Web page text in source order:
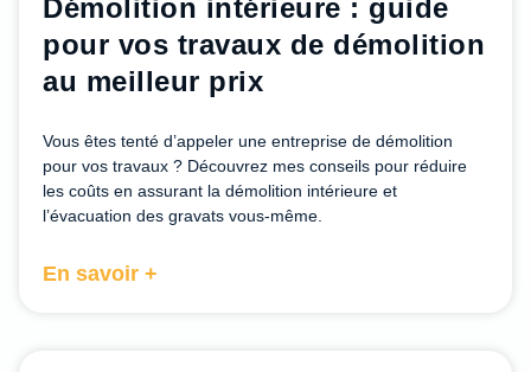
Démolition intérieure : guide
pour vos travaux de démolition
au meilleur prix
Vous êtes tenté d’appeler une entreprise de démolition
pour vos travaux ? Découvrez mes conseils pour réduire
les coûts en assurant la démolition intérieure et
l’évacuation des gravats vous-même.
En savoir +